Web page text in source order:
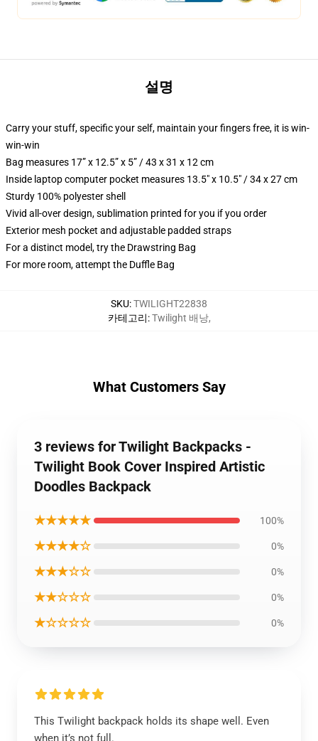
설명
Carry your stuff, specific your self, maintain your fingers free, it is win-
win-win
Bag measures 17” x 12.5” x 5” / 43 x 31 x 12 cm
Inside laptop computer pocket measures 13.5" x 10.5" / 34 x 27 cm
Sturdy 100% polyester shell
Vivid all-over design, sublimation printed for you if you order
Exterior mesh pocket and adjustable padded straps
For a distinct model, try the Drawstring Bag
For more room, attempt the Duffle Bag
SKU:TWILIGHT22838
카테고리:Twilight 배낭,
What Customers Say
3 reviews for Twilight Backpacks -
Twilight Book Cover Inspired Artistic
Doodles Backpack
★★★★★ 100%
★★★★☆ 0%
★★★☆☆ 0%
★★☆☆☆ 0%
★☆☆☆☆ 0%
This Twilight backpack holds its shape well. Even
when it’s not full.